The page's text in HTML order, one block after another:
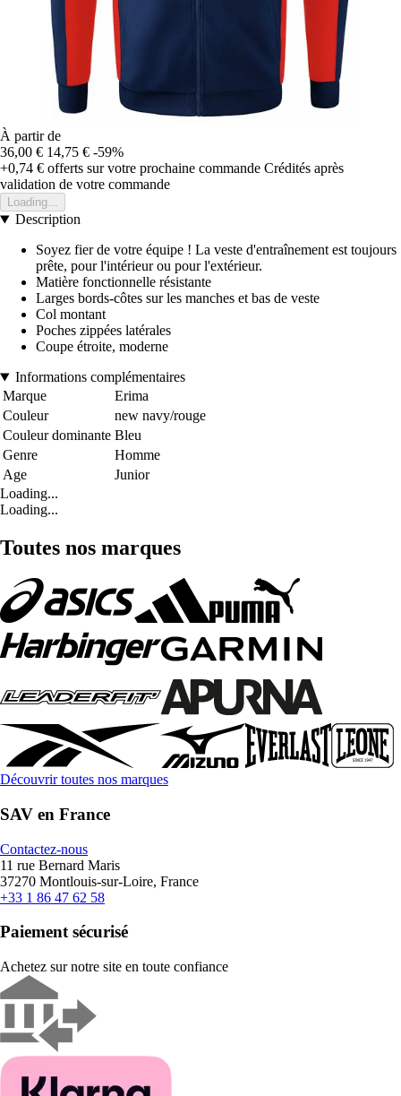
À partir de
36,00 € 14,75 € -59%
+0,74 € offerts sur votre prochaine commande Crédités après
validation de votre commande
Loading...
Description
Soyez fier de votre équipe ! La veste d'entraînement est toujours
prête, pour l'intérieur ou pour l'extérieur.
Matière fonctionnelle résistante
Larges bords-côtes sur les manches et bas de veste
Col montant
Poches zippées latérales
Coupe étroite, moderne
Informations complémentaires
Marque
Erima
Couleur
new navy/rouge
Couleur dominante Bleu
Genre
Homme
Age
Junior
Loading...
Loading...
Toutes nos marques
Découvrir toutes nos marques
SAV en France
Contactez-nous
11 rue Bernard Maris
37270 Montlouis-sur-Loire, France
+33 1 86 47 62 58
Paiement sécurisé
Achetez sur notre site en toute confiance